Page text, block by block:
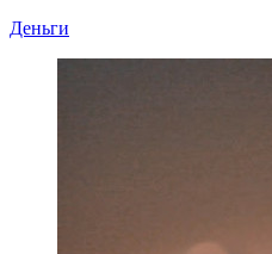
Деньги